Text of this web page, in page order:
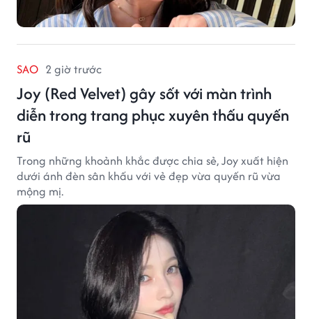
SAO 2 giờ trước
Joy (Red Velvet) gây sốt với màn trình
diễn trong trang phục xuyên thấu quyến
rũ
Trong những khoảnh khắc được chia sẻ, Joy xuất hiện
dưới ánh đèn sân khấu với vẻ đẹp vừa quyến rũ vừa
mộng mị.